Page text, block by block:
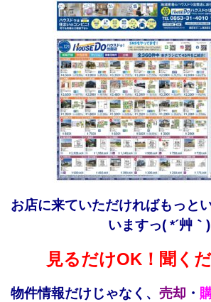
お店に来ていただければもっと
いますっ( *´艸｀)
見るだけOK！聞く
物件情報だけじゃなく、 売却 ・